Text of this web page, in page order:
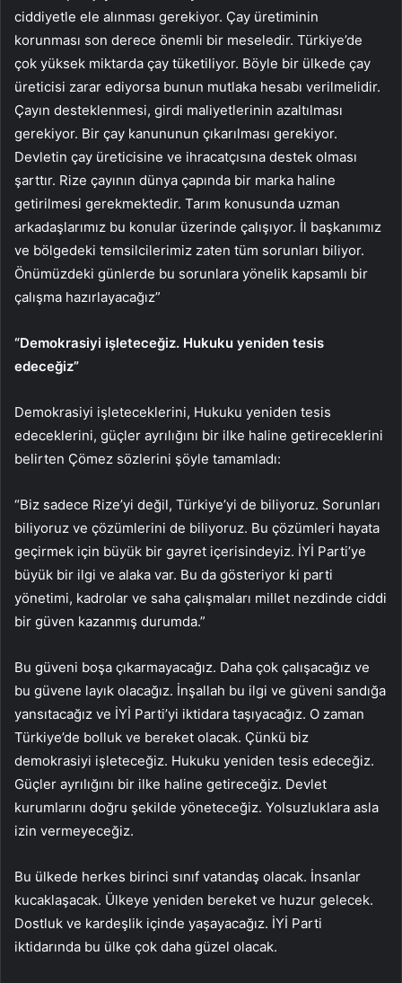
ciddiyetle ele alınması gerekiyor. Çay üretiminin
korunması son derece önemli bir meseledir. Türkiye’de
çok yüksek miktarda çay tüketiliyor. Böyle bir ülkede çay
üreticisi zarar ediyorsa bunun mutlaka hesabı verilmelidir.
Çayın desteklenmesi, girdi maliyetlerinin azaltılması
gerekiyor. Bir çay kanununun çıkarılması gerekiyor.
Devletin çay üreticisine ve ihracatçısına destek olması
şarttır. Rize çayının dünya çapında bir marka haline
getirilmesi gerekmektedir. Tarım konusunda uzman
arkadaşlarımız bu konular üzerinde çalışıyor. İl başkanımız
ve bölgedeki temsilcilerimiz zaten tüm sorunları biliyor.
Önümüzdeki günlerde bu sorunlara yönelik kapsamlı bir
çalışma hazırlayacağız”
“Demokrasiyi işleteceğiz. Hukuku yeniden tesis
edeceğiz”
Demokrasiyi işleteceklerini, Hukuku yeniden tesis
edeceklerini, güçler ayrılığını bir ilke haline getireceklerini
belirten Çömez sözlerini şöyle tamamladı:
“Biz sadece Rize’yi değil, Türkiye’yi de biliyoruz. Sorunları
biliyoruz ve çözümlerini de biliyoruz. Bu çözümleri hayata
geçirmek için büyük bir gayret içerisindeyiz. İYİ Parti’ye
büyük bir ilgi ve alaka var. Bu da gösteriyor ki parti
yönetimi, kadrolar ve saha çalışmaları millet nezdinde ciddi
bir güven kazanmış durumda.”
Bu güveni boşa çıkarmayacağız. Daha çok çalışacağız ve
bu güvene layık olacağız. İnşallah bu ilgi ve güveni sandığa
yansıtacağız ve İYİ Parti’yi iktidara taşıyacağız. O zaman
Türkiye’de bolluk ve bereket olacak. Çünkü biz
demokrasiyi işleteceğiz. Hukuku yeniden tesis edeceğiz.
Güçler ayrılığını bir ilke haline getireceğiz. Devlet
kurumlarını doğru şekilde yöneteceğiz. Yolsuzluklara asla
izin vermeyeceğiz.
Bu ülkede herkes birinci sınıf vatandaş olacak. İnsanlar
kucaklaşacak. Ülkeye yeniden bereket ve huzur gelecek.
Dostluk ve kardeşlik içinde yaşayacağız. İYİ Parti
iktidarında bu ülke çok daha güzel olacak.